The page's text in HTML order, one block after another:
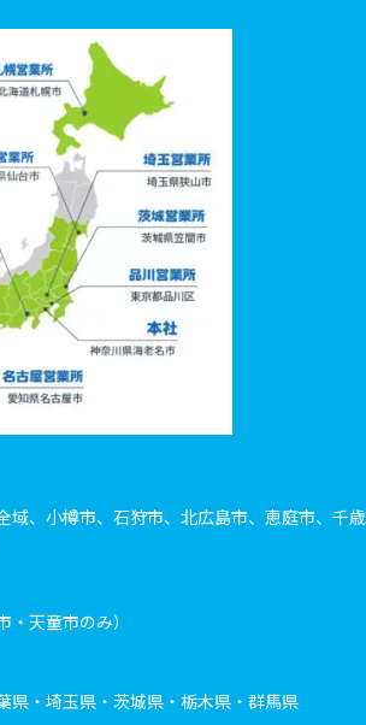
域、小樽市、石狩市、北広島市、恵庭市、千歳
・天童市のみ）
県・埼玉県・茨城県・栃木県・群馬県